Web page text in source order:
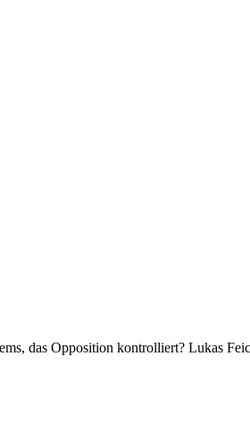
das Opposition kontrolliert? Lukas